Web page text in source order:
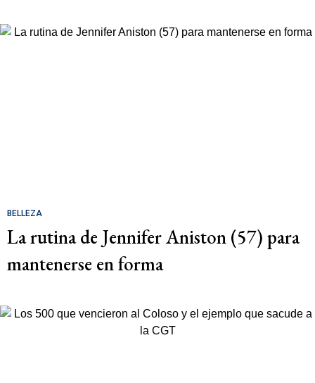
BELLEZA
La rutina de Jennifer Aniston (57) para
mantenerse en forma